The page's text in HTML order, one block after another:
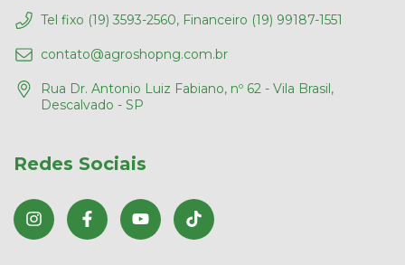
Tel fixo (19) 3593-2560, Financeiro (19) 99187-1551
contato@agroshopng.com.br
Rua Dr. Antonio Luiz Fabiano, nº 62 - Vila Brasil,
Descalvado - SP
Redes Sociais